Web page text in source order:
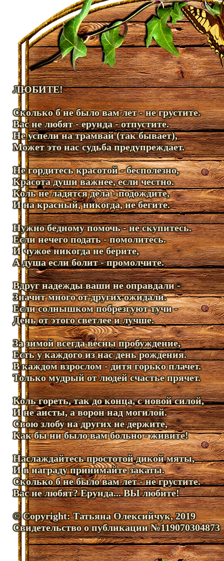
ЛЮБИТЕ!
Сколько б не было вам лет - не грустите.
Вас не любят - ерунда - отпустите.
Не успели на трамвай (так бывает),
Может это нас судьба предупреждает.
Не гордитесь красотой - бесполезно,
Красота души важнее, если честно.
Коль не ладятся дела - подождите,
И на красный, никогда, не бегите.
Нужно бедному помочь - не скупитесь.
Если нечего подать - помолитесь.
И чужое никогда не берите,
А душа если болит - промолчите.
Вдруг надежды ваши не оправдали -
Значит много от других ожидали.
Если солнышком побрезгуют тучи -
День от этого светлее и лучше.
За зимой всегда весны пробуждение,
Есть у каждого из нас день рождения.
В каждом взрослом - дитя горько плачет.
Только мудрый от людей счастье прячет.
Коль гореть, так до конца, с новой силой,
И не аисты, а ворон над могилой.
Свою злобу на других не держите,
Как бы ни было вам больно - живите!
Наслаждайтесь простотой дикой мяты,
И в награду принимайте закаты.
Сколько б не было вам лет - не грустите.
Вас не любят? Ерунда... ВЫ любите!
© Copyright: Татьяна Олексийчук, 2019
Свидетельство о публикации №119070304873